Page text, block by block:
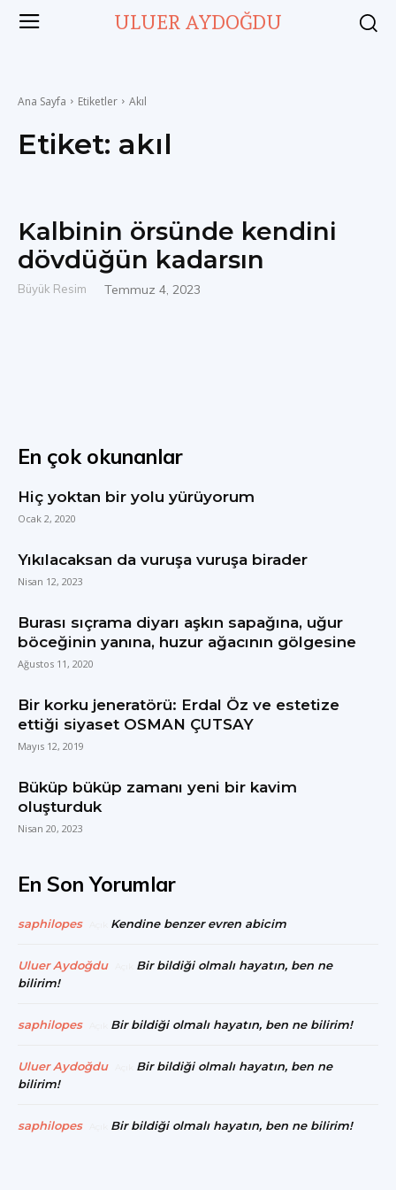
ULUER AYDOĞDU
Ana Sayfa Etiketler Akıl
Etiket: akıl
Kalbinin örsünde kendini
dövdüğün kadarsın
Büyük Resim Temmuz 4, 2023
En çok okunanlar
Hiç yoktan bir yolu yürüyorum
Ocak 2, 2020
Yıkılacaksan da vuruşa vuruşa birader
Nisan 12, 2023
Burası sıçrama diyarı aşkın sapağına, uğur
böceğinin yanına, huzur ağacının gölgesine
Ağustos 11, 2020
Bir korku jeneratörü: Erdal Öz ve estetize
ettiği siyaset OSMAN ÇUTSAY
Mayıs 12, 2019
Büküp büküp zamanı yeni bir kavim
oluşturduk
Nisan 20, 2023
En Son Yorumlar
saphilopes Kendine benzer evren abicim
Uluer Aydoğdu
Bir bildiği olmalı hayatın, ben ne
bilirim!
saphilopes Bir bildiği olmalı hayatın, ben ne bilirim!
Uluer Aydoğdu
Bir bildiği olmalı hayatın, ben ne
bilirim!
saphilopes Bir bildiği olmalı hayatın, ben ne bilirim!